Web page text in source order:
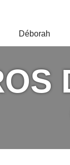
Déborah